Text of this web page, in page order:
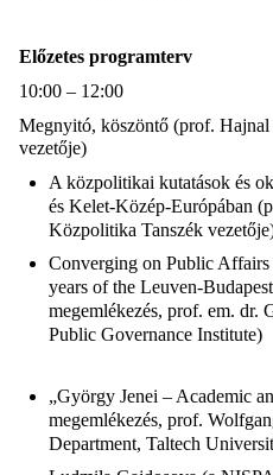
Előzetes programterv
10:00 – 12:00
Megnyitó, köszöntő (prof.
vezetője)
A közpolitikai kutatások és
és Kelet-Közép-Európában
Közpolitika Tanszék
Converging on Public Affairs
years of the Leuven-
megemlékezés, prof. em. dr.
Public Governance Institute)
„György Jenei – Academic
megemlékezés, prof.
Department, Taltech